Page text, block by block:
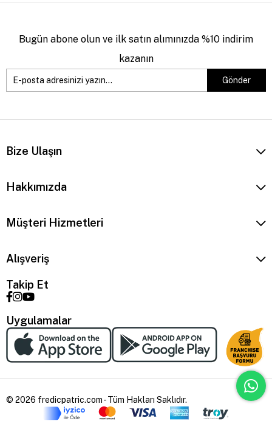
Bugün abone olun ve ilk satın alımınızda %10 indirim
kazanın
Gönder
Bize Ulaşın
Hakkımızda
Müşteri Hizmetleri
Alışveriş
Takip Et
Uygulamalar
© 2026 fredicpatric.com - Tüm Hakları Saklıdır.